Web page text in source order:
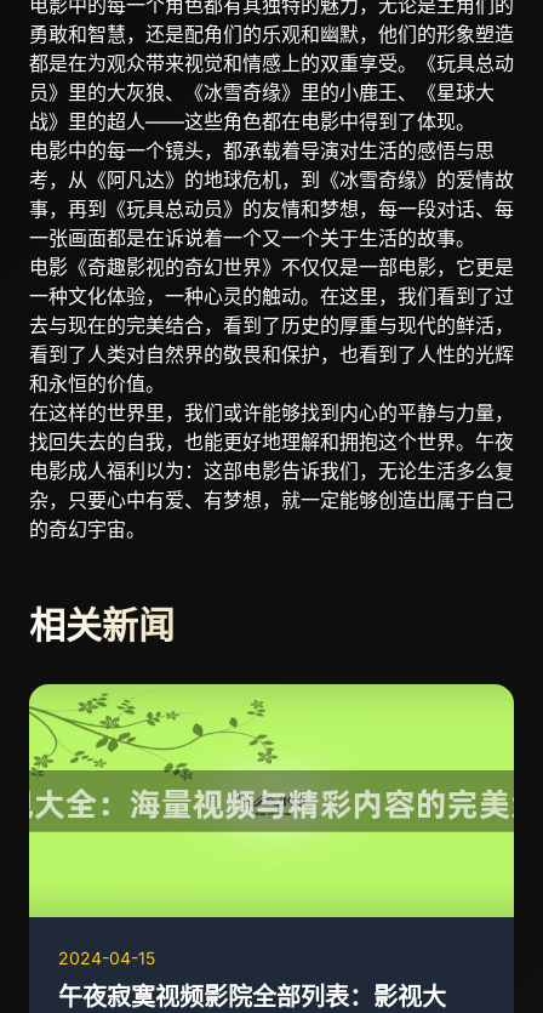
电影中的每一个角色都有其独特的魅力，无论是主角们的
勇敢和智慧，还是配角们的乐观和幽默，他们的形象塑造
都是在为观众带来视觉和情感上的双重享受。《玩具总动
员》里的大灰狼、《冰雪奇缘》里的小鹿王、《星球大
战》里的超人——这些角色都在电影中得到了体现。
电影中的每一个镜头，都承载着导演对生活的感悟与思
考，从《阿凡达》的地球危机，到《冰雪奇缘》的爱情故
事，再到《玩具总动员》的友情和梦想，每一段对话、每
一张画面都是在诉说着一个又一个关于生活的故事。
电影《奇趣影视的奇幻世界》不仅仅是一部电影，它更是
一种文化体验，一种心灵的触动。在这里，我们看到了过
去与现在的完美结合，看到了历史的厚重与现代的鲜活，
看到了人类对自然界的敬畏和保护，也看到了人性的光辉
和永恒的价值。
在这样的世界里，我们或许能够找到内心的平静与力量，
找回失去的自我，也能更好地理解和拥抱这个世界。午夜
电影成人福利以为：这部电影告诉我们，无论生活多么复
杂，只要心中有爱、有梦想，就一定能够创造出属于自己
的奇幻宇宙。
相关新闻
2024-04-15
午夜寂寞视频影院全部列表：影视大